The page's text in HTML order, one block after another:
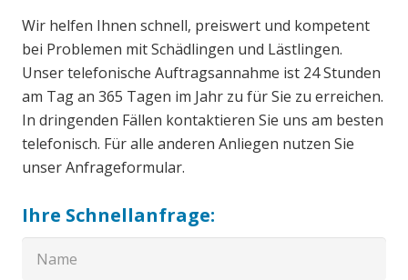
Wir helfen Ihnen schnell, preiswert und kompetent
bei Problemen mit Schädlingen und Lästlingen.
Unser telefonische Auftragsannahme ist 24 Stunden
am Tag an 365 Tagen im Jahr zu für Sie zu erreichen.
In dringenden Fällen kontaktieren Sie uns am besten
telefonisch. Für alle anderen Anliegen nutzen Sie
unser Anfrageformular.
Ihre Schnellanfrage: